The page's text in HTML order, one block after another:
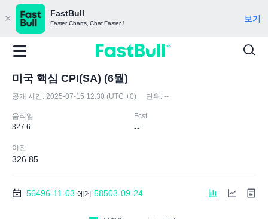
FastBull
Faster Charts, Chat Faster！ 보기
미국 핵심 CPI(SA) (6월)
공개 시간: 2025-07-15 12:30 (UTC +0) 단위: --
움직임
327.6
Fcst
--
이전
326.85
56496-11-03 에게 58503-09-24